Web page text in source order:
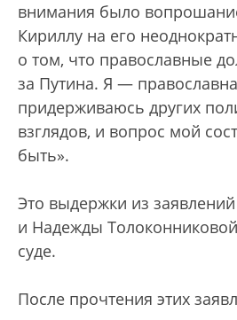
внимания было
Кириллу на его
о том, что православные
за Путина. Я —
придерживаюсь других
взглядов, и вопрос мой
быть».
Это выдержки из
и Надежды
суде.
После прочтения этих